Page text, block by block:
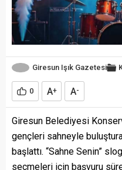
Giresun Işık Gazetesi
0 A+ A-
Giresun Belediyesi
gençleri sahneyle
başlattı. “Sahne Senin”
seçmeleri için başvuru